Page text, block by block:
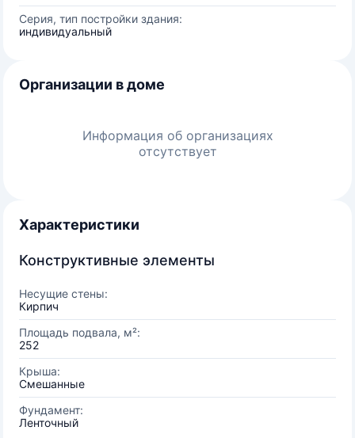
Серия, тип постройки здания:
индивидуальный
Организации в доме
Информация об организациях
отсутствует
Характеристики
Конструктивные элементы
Несущие стены:
Кирпич
Площадь подвала, м²:
252
Крыша:
Смешанные
Фундамент:
Ленточный